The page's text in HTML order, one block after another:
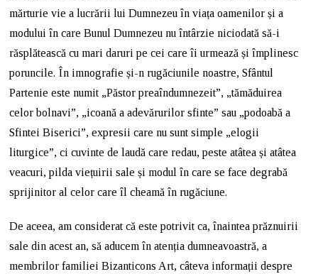
mărturie vie a lucrării lui Dumnezeu în viața oamenilor și a
modului în care Bunul Dumnezeu nu întârzie niciodată să-i
răsplătească cu mari daruri pe cei care îi urmează și împlinesc
poruncile. În imnografie și-n rugăciunile noastre, Sfântul
Partenie este numit „Păstor preaîndumnezeit”, „tămăduirea
celor bolnavi”, „icoană a adevărurilor sfinte” sau „podoabă a
Sfintei Biserici”, expresii care nu sunt simple „elogii
liturgice”, ci cuvinte de laudă care redau, peste atâtea și atâtea
veacuri, pilda viețuirii sale și modul în care se face degrabă
sprijinitor al celor care îl cheamă în rugăciune.
De aceea, am considerat că este potrivit ca, înaintea prăznuirii
sale din acest an, să aducem în atenția dumneavoastră, a
membrilor familiei Bizanticons Art, câteva informații despre